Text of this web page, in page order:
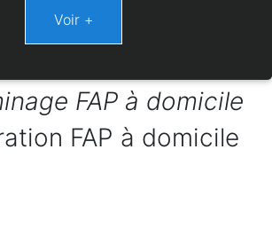
FAP à domicile
FAP à domicile